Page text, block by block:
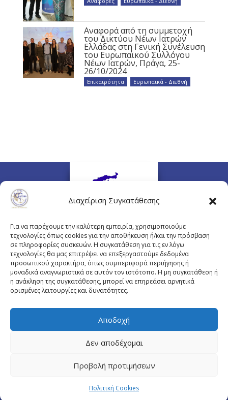
Διαχείριση Συγκατάθεσης
Για να παρέχουμε την καλύτερη εμπειρία, χρησιμοποιούμε
τεχνολογίες όπως cookies για την αποθήκευση ή/και την πρόσβαση
σε πληροφορίες συσκευών. Η συγκατάθεση για τις εν λόγω
τεχνολογίες θα μας επιτρέψει να επεξεργαστούμε δεδομένα
προσωπικού χαρακτήρα, όπως συμπεριφορά περιήγησης ή
μοναδικά αναγνωριστικά σε αυτόν τον ιστότοπο. Η μη συγκατάθεση ή
η ανάκληση της συγκατάθεσης, μπορεί να επηρεάσει αρνητικά
ορισμένες λειτουργίες και δυνατότητες.
Αποδοχή
Δεν αποδέχομαι
Προβολή προτιμήσεων
Πολιτική Cookies
Αναφορά από τη συμμετοχή
του Δικτύου Νέων Ιατρών
Ελλάδας στη Γενική Συνέλευση
του Ευρωπαϊκού Συλλόγου
Νέων Ιατρών, Πράγα, 25-
26/10/2024
Επικαιρότητα Ευρωπαϊκά - Διεθνή
Πλουτάρχου 3, 10675 Αθήνα
Email επικοινωνίας:pisinfo@pis.gr
© Copyright pis.gr 2019 - Designed & Hosted by